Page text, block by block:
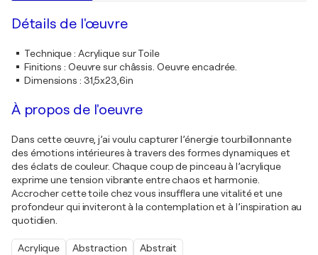
Détails de l'œuvre
Technique: Acrylique sur Toile
Finitions : Oeuvre sur châssis. Oeuvre encadrée.
Dimensions : 31,5x23,6in
À propos de l'oeuvre
Dans cette œuvre, j’ai voulu capturer l’énergie tourbillonnante
des émotions intérieures à travers des formes dynamiques et
des éclats de couleur. Chaque coup de pinceau à l’acrylique
exprime une tension vibrante entre chaos et harmonie.
Accrocher cette toile chez vous insufflera une vitalité et une
profondeur qui inviteront à la contemplation et à l’inspiration au
quotidien.
Acrylique Abstraction Abstrait